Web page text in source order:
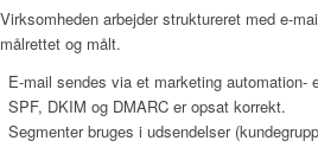
Virksomheden arbejder struktureret med e-
målrettet og målt.
E-mail sendes via et marketing automation-
SPF, DKIM og DMARC er opsat korrekt.
Segmenter bruges i udsendelser